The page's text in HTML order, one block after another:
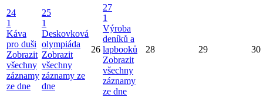
24
1
Káva
pro duši
Zobrazit
všechny
záznamy
ze dne
25
1
Deskovková
olympiáda
Zobrazit
všechny
záznamy ze
dne
26
27
1
Výroba
deníků a
lapbooků
Zobrazit
všechny
záznamy
ze dne
28 29 30